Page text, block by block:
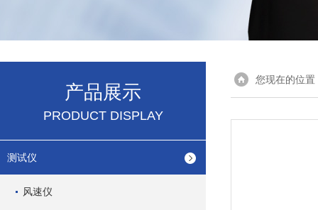
产品展示
PRODUCT DISPLAY
测试仪
风速仪
您现在的位置